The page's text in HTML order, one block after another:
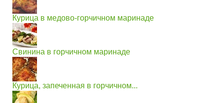
Курица в медово-горчичном маринаде
Свинина в горчичном маринаде
Курица, запеченная в горчичном...